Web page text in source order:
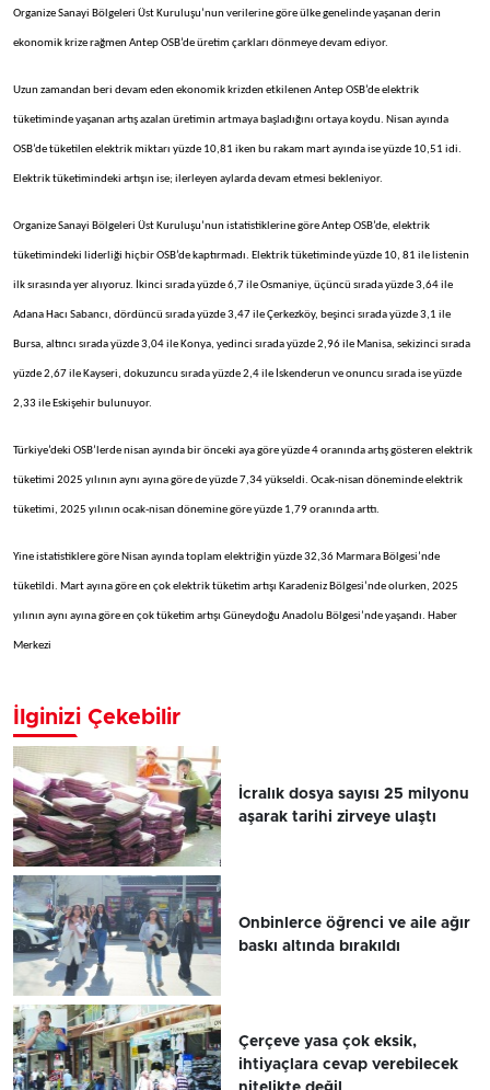
Organize Sanayi Bölgeleri Üst Kuruluşu’nun verilerine göre ülke genelinde yaşanan derin
ekonomik krize rağmen Antep OSB’de üretim çarkları dönmeye devam ediyor.
Uzun zamandan beri devam eden ekonomik krizden etkilenen Antep OSB’de elektrik
tüketiminde yaşanan artış azalan üretimin artmaya başladığını ortaya koydu. Nisan ayında
OSB’de tüketilen elektrik miktarı yüzde 10,81 iken bu rakam mart ayında ise yüzde 10,51 idi.
Elektrik tüketimindeki artışın ise; ilerleyen aylarda devam etmesi bekleniyor.
Organize Sanayi Bölgeleri Üst Kuruluşu’nun istatistiklerine göre Antep OSB’de, elektrik
tüketimindeki liderliği hiçbir OSB’de kaptırmadı. Elektrik tüketiminde yüzde 10, 81 ile listenin
ilk sırasında yer alıyoruz. İkinci sırada yüzde 6,7 ile Osmaniye, üçüncü sırada yüzde 3,64 ile
Adana Hacı Sabancı, dördüncü sırada yüzde 3,47 ile Çerkezköy, beşinci sırada yüzde 3,1 ile
Bursa, altıncı sırada yüzde 3,04 ile Konya, yedinci sırada yüzde 2,96 ile Manisa, sekizinci sırada
yüzde 2,67 ile Kayseri, dokuzuncu sırada yüzde 2,4 ile İskenderun ve onuncu sırada ise yüzde
2,33 ile Eskişehir bulunuyor.
Türkiye’deki OSB’lerde nisan ayında bir önceki aya göre yüzde 4 oranında artış gösteren elektrik
tüketimi 2025 yılının aynı ayına göre de yüzde 7,34 yükseldi. Ocak-nisan döneminde elektrik
tüketimi, 2025 yılının ocak-nisan dönemine göre yüzde 1,79 oranında arttı.
Yine istatistiklere göre Nisan ayında toplam elektriğin yüzde 32,36 Marmara Bölgesi’nde
tüketildi. Mart ayına göre en çok elektrik tüketim artışı Karadeniz Bölgesi’nde olurken, 2025
yılının aynı ayına göre en çok tüketim artışı Güneydoğu Anadolu Bölgesi’nde yaşandı. Haber
Merkezi
İlginizi Çekebilir
İcralık dosya sayısı 25 milyonu
aşarak tarihi zirveye ulaştı
Onbinlerce öğrenci ve aile ağır
baskı altında bırakıldı
Çerçeve yasa çok eksik,
ihtiyaçlara cevap verebilecek